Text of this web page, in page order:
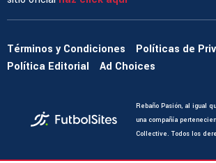
Términos y Condiciones
Políticas de
Política Editorial
Ad Choices
Rebaño Pasión, al igual
una compañía
Collective. Todos los